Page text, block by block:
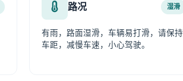
路况 湿滑
有雨，路面湿滑，车辆易打滑，请保持
车距，减慢车速，小心驾驶。